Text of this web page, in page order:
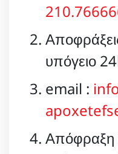
υπόγειο
email :
Απόφραξη